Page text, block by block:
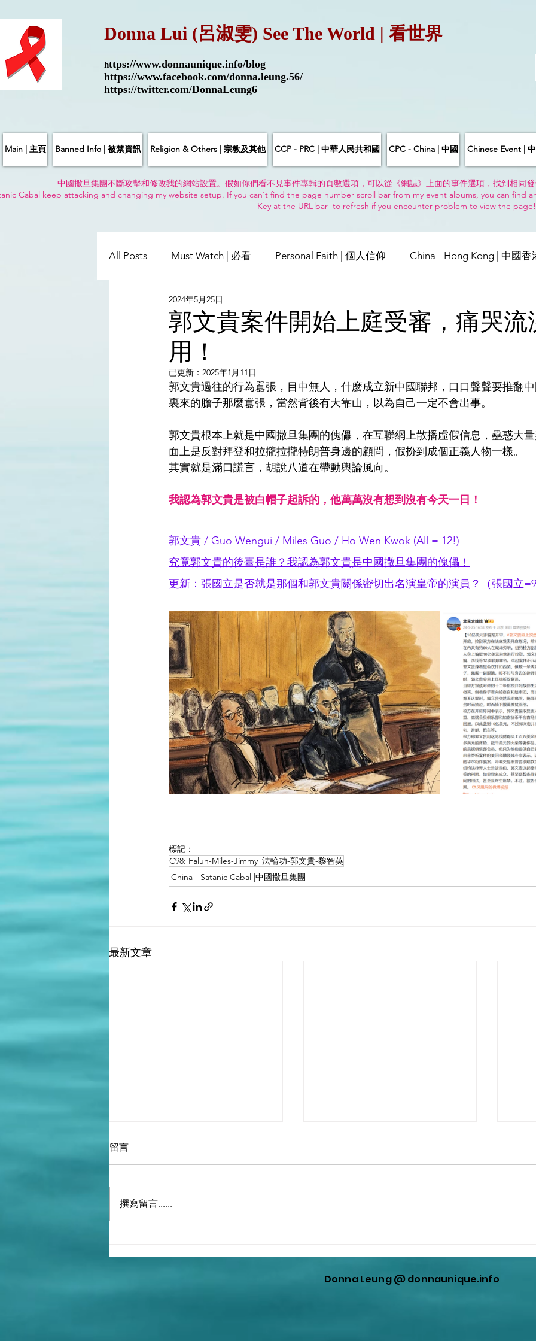
Donna Lui (呂淑雯) See The World | 看世界
https://www.donnaunique.info/blog
https://www.facebook.com/donna.leung.56/
https://twitter.com/DonnaLeung6
Main | 主頁 Banned Info | 被禁資訊 Religion & Others | 宗教及其他 CCP - PRC | 中華人民共和國 CPC - China | 中國 Chinese Event |
中國撒旦集團不斷攻擊和修改我的網站設置。假如你們看不見事件專輯的頁數選項，可以從《網誌》上面的事件選項，找到相同
Cabal keep attacking and changing my website setup. If you can't find the page number scroll bar from my event albums, you can find
Key at the URL bar to refresh if you encounter problem to view the
All Posts Must Watch | 必看 Personal Faith | 個人信仰 China - Hong Kong | 中國香
China - Taiwan | 中國臺灣
Satanic Cabals | 撒旦集團
Religion | 宗教 Mass Media | 傳媒 Middle East
郭文貴案件開始上庭受審，痛哭流
用！
2024年5月25日
已更新： 2025年1月11日
郭文貴過往的行為囂張，目中無人，什麽成立新中國聯邦，口口聲聲要推翻
裏來的膽子那麼囂張，當然背後有大靠山，以為自己一定不會出事。
郭文貴根本上就是中國撒旦集團的傀儡，在互聯網上散播虛假信息，蠱惑大
面上是反對拜登和拉攏拉攏特朗普身邊的顧問，假扮到成個正義人物一樣。
其實就是滿口謊言，胡說八道在帶動輿論風向。
我認為郭文貴是被白帽子起訴的，他萬萬沒有想到沒有今天一日！
郭文貴 / Guo Wengui / Miles Guo / Ho Wen Kwok (All = 12!)
究竟郭文貴的後臺是誰？我認為郭文貴是中國撒旦集團的傀儡！
更新：張國立是否就是那個和郭文貴關係密切出名演皇帝的演員？（張國立
標記：
C98: Falun-Miles-Jimmy |法輪功-郭文貴-黎智英
China - Satanic Cabal |中國撒旦集團
最新文章
郭文貴關係密切出名演皇帝的
Guo / Ho Wen Kwok (All =
為
留言
撰寫留言......
Donna Leung @ donnaunique.info